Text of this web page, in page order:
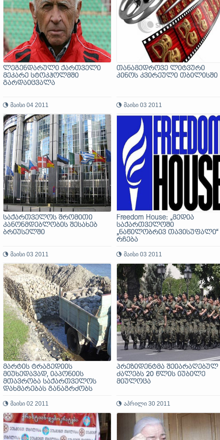
ლეგენდარული ქართველი
მეკარე სტოკჰოლმში
გარდაიცვალა
მაისი 04 2011
თანამედროვე ლიტვური
კინოს კვირეული თბილისში
მაისი 03 2011
საქართველოს შრომითი
კანონმდებლობის შესახებ
ბრიუსელში
მაისი 03 2011
Freedom House: „მედია
საქართველოში
„ნაწილობრივ თავისუფალი“
რჩება
მაისი 03 2011
მარტის ტრაგედიის
მიუხედავად, იაპონიის
მთავრობა საქართველოს
დახმარებას განაგრძობს
მაისი 02 2011
პრეზიდენტმა შეიარაღებულ
ძალებს 20 წლის იუბილე
მიულოცა
აპრილი 30 2011